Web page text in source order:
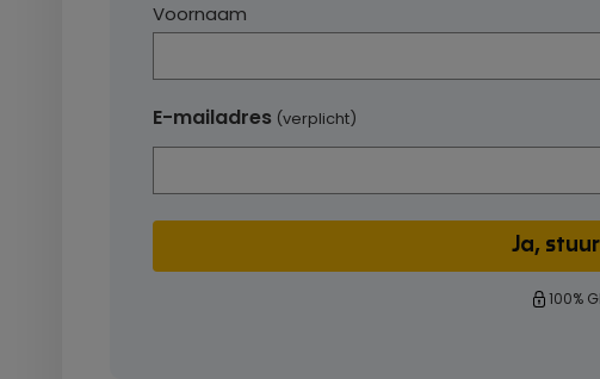
Voornaam
E-mailadres (verplicht)
100%